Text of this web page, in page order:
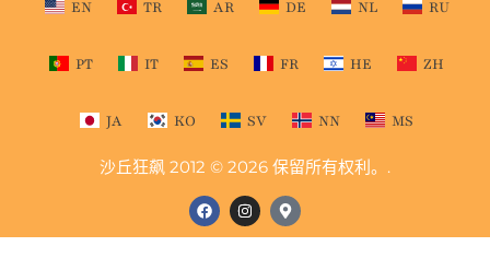
EN TR AR DE NL RU
PT IT ES FR HE ZH
JA KO SV NN MS
沙丘狂飙 2012 © 2026 保留所有权利。.